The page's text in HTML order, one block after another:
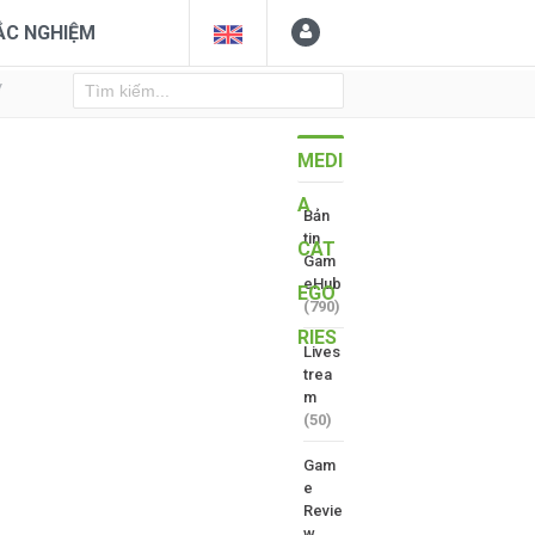
NGHIỆM
MEDI
A
CAT
EGO
RIES
Bản
tin
Gam
eHub
(790)
Lives
trea
m
(50)
Gam
e
Revie